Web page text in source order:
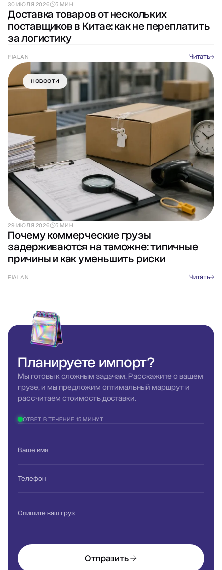
30 ИЮЛЯ 2026 5 МИН
Доставка товаров от нескольких
поставщиков в Китае: как не переплатить
за логистику
FIALAN Читать
НОВОСТИ
29 ИЮЛЯ 2026 5 МИН
Почему коммерческие грузы
задерживаются на таможне: типичные
причины и как уменьшить риски
FIALAN Читать
Планируетеимпорт?
Мы готовы к сложным задачам. Расскажите о вашем
грузе, и мы предложим оптимальный маршрут и
рассчитаем стоимость доставки.
ОТВЕТ В ТЕЧЕНИЕ 15 МИНУТ
Ваше имя
Телефон
Опишите ваш груз
Отправить